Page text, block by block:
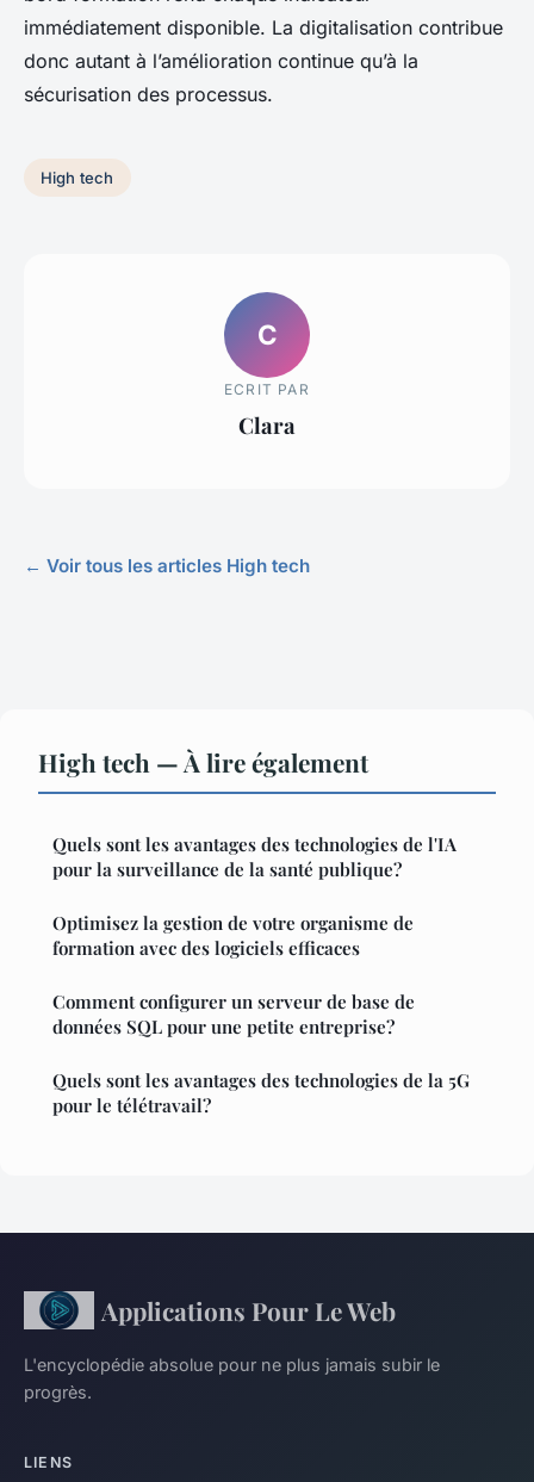
immédiatement disponible. La digitalisation contribue
donc autant à l’amélioration continue qu’à la
sécurisation des processus.
High tech
C
ECRIT PAR
Clara
← Voir tous les articles High tech
High tech — À lire également
Quels sont les avantages des technologies de l'IA
pour la surveillance de la santé publique?
Optimisez la gestion de votre organisme de
formation avec des logiciels efficaces
Comment configurer un serveur de base de
données SQL pour une petite entreprise?
Quels sont les avantages des technologies de la 5G
pour le télétravail?
Applications Pour Le Web
L'encyclopédie absolue pour ne plus jamais subir le
progrès.
LIENS